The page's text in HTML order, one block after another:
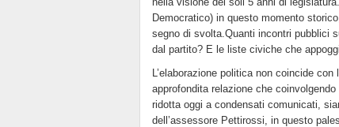
Democratico) in questo momento
segno di svolta.Quanti incontri pubblici
dal partito? E le liste civiche che
L’elaborazione politica non coincide
approfondita relazione che
ridotta oggi a condensati comunicati,
dell’assessore Pettirossi, in questo